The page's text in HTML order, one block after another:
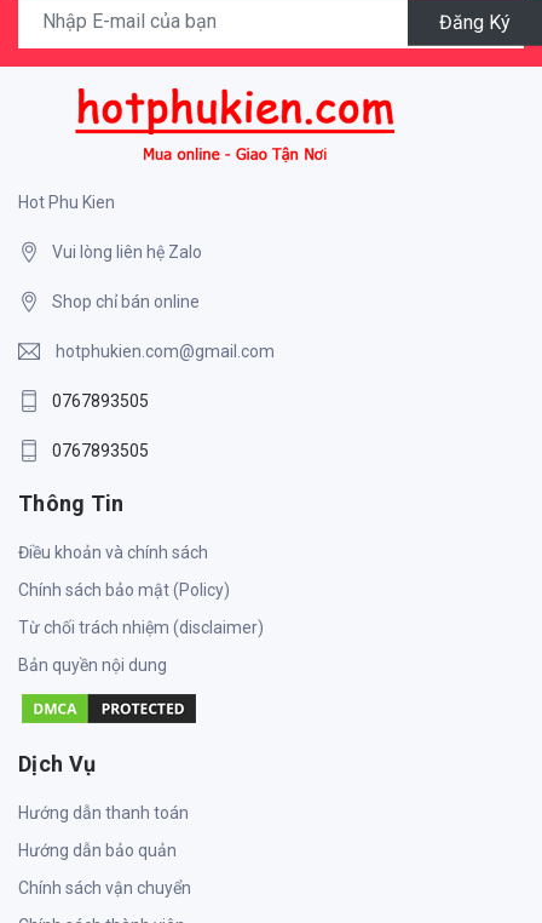
Đăng Ký
Hot Phu Kien
Vui lòng liên hệ Zalo
Shop chỉ bán online
hotphukien.com@gmail.com
0767893505
0767893505
Thông Tin
Điều khoản và chính sách
Chính sách bảo mật (Policy)
Từ chối trách nhiệm (disclaimer)
Bản quyền nội dung
Dịch Vụ
Hướng dẫn thanh toán
Hướng dẫn bảo quản
Chính sách vận chuyển